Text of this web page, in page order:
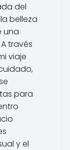
del
belleza
una
través
viaje
para
y el